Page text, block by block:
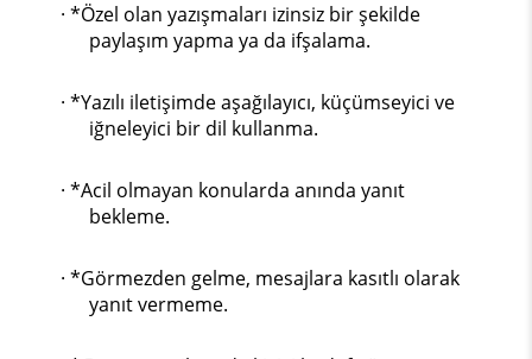
· *Özel olan yazışmaları izinsiz bir şekilde
paylaşım yapma ya da ifşalama.
· *Yazılı iletişimde aşağılayıcı, küçümseyici ve
iğneleyici bir dil kullanma.
· *Acil olmayan konularda anında yanıt
bekleme.
· *Görmezden gelme, mesajlara kasıtlı olarak
yanıt vermeme.